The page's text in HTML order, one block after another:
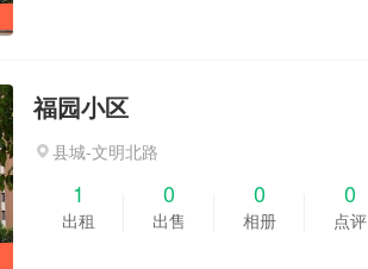
福园小区
县城-文明北路
1
出租
0
出售
0
相册
0
点评